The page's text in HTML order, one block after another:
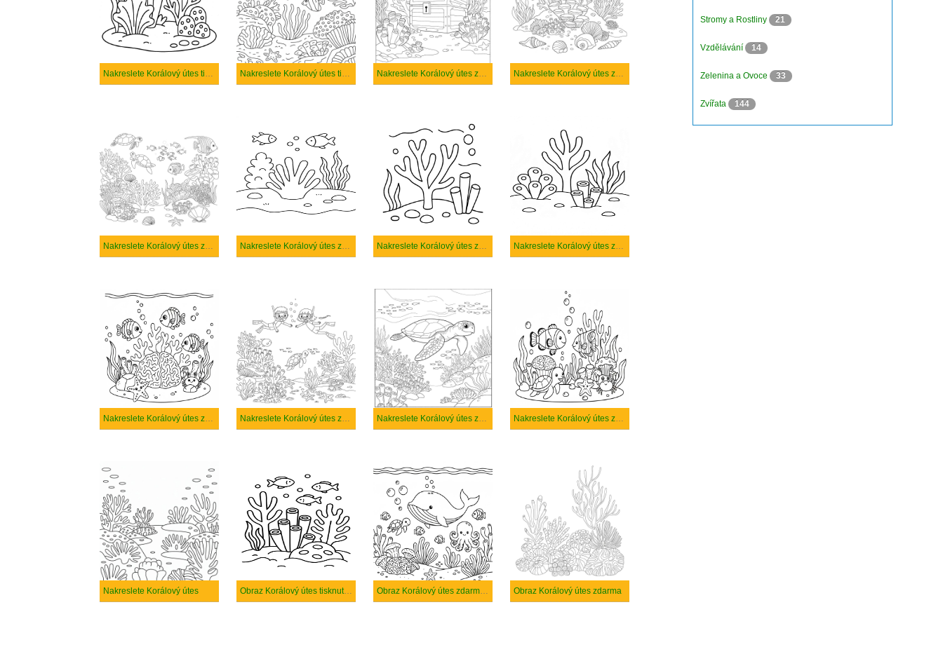
Nakreslete Korálový útes tisknutelné pro děti Nakreslete Korálový útes tisknutelné Nakreslete Korálový útes základní tisknutelné Nakreslete Korálový útes základní
Nakreslete Korálový útes zdarma pro děti Nakreslete Korálový útes zdarma prostý tisknutelné Nakreslete Korálový útes zdarma prostý Nakreslete Korálový útes zdarma snadný tisknutelné
Nakreslete Korálový útes zdarma snadný Nakreslete Korálový útes zdarma základní tisknutelné Nakreslete Korálový útes zdarma základní Nakreslete Korálový útes zdarma
Nakreslete Korálový útes Obraz Korálový útes tisknutelné Obraz Korálový útes zdarma tisknutelné Obraz Korálový útes zdarma
Stromy a Rostliny 21
Vzdělávání 14
Zelenina a Ovoce 33
Zvířata 144